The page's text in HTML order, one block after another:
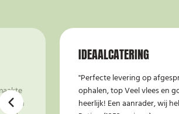
Ben
IDEAALCATERING
"Perfecte levering op
ophalen, top Veel vlees en
heerlijk! Een aanrader, wij